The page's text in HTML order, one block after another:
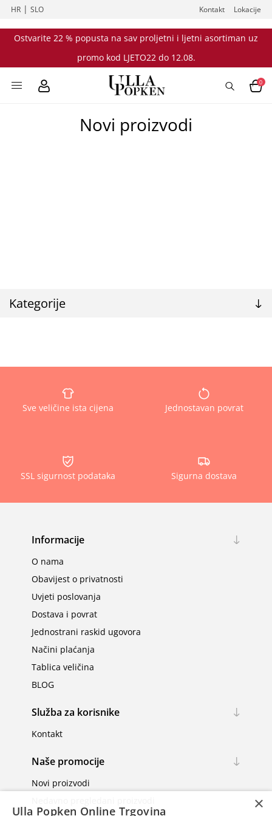
HR |SLO Kontakt Lokacije
Ostvarite 22 % popusta na sav proljetni i ljetni asortiman uz
promo kod LJETO22 do 12.08.
0
Kategorije
Novi proizvodi
Sve veličine ista cijena Jednostavan povrat
SSL sigurnost podataka Sigurna dostava
Informacije
O nama
Obavijest o privatnosti
Uvjeti poslovanja
Dostava i povrat
Jednostrani raskid ugovora
Načini plaćanja
Tablica veličina
BLOG
Služba za korisnike
Kontakt
Naše promocije
Novi proizvodi
×
Ulla Popken Online Trgovina